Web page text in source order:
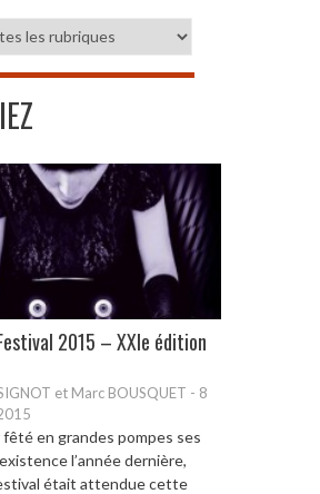
2015 – XXIe édition
et Marc BOUSQUET - 8
en grandes pompes ses
l’année dernière,
était attendue cette